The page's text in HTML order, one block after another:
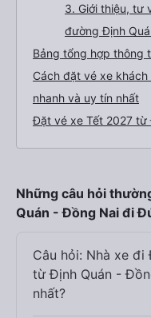
3. Giới thiệu, tư
đường Định
Bảng tổng hợp thông
Cách đặt vé xe
nhanh và uy tín nhất
Đặt vé xe Tết 2027 từ
Những câu hỏi
Quán - Đồng Nai đi
Câu hỏi: Nhà xe
từ Định Quán -
nhất?